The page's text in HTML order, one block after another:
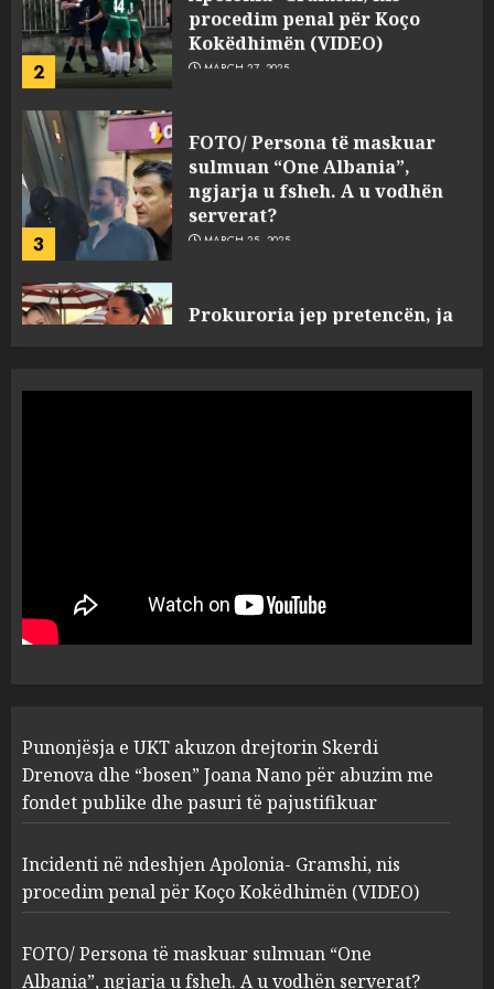
3
FOTO/ Persona të maskuar
sulmuan “One Albania”,
MARCH 25, 2025
4
Prokuroria jep pretencën, ja
çfarë dënimi kërkon për
MARCH 25, 2025
1
“bosen” Joana Nano për
abuzim me fondet publike dhe
pasuri të pajustifikuar
2
Apolonia- Gramshi, nis
procedim penal për Koço
Kokëdhimën (VIDEO)
MARCH 27, 2025
FOTO/ Persona të maskuar
sulmuan “One Albania”,
ngjarja u fsheh. A u vodhën
serverat?
Punonjësja e UKT akuzon drejtorin Skerdi
Drenova dhe “bosen” Joana Nano për abuzim me
fondet publike dhe pasuri të pajustifikuar
Incidenti në ndeshjen Apolonia- Gramshi, nis
procedim penal për Koço Kokëdhimën (VIDEO)
FOTO/ Persona të maskuar sulmuan “One
Albania”, ngjarja u fsheh. A u vodhën serverat?